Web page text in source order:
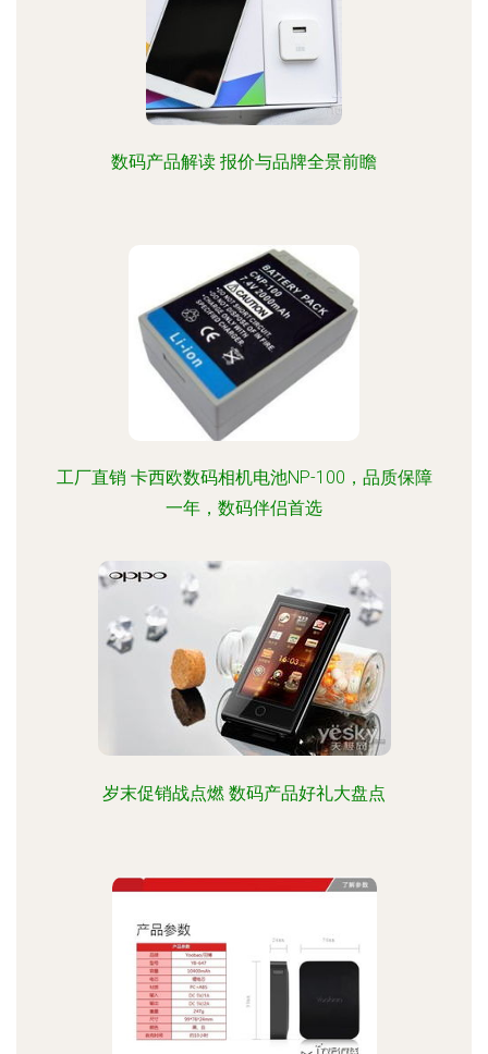
数码产品解读 报价与品牌全景前瞻
工厂直销 卡西欧数码相机电池NP-100，品质保障
一年，数码伴侣首选
岁末促销战点燃 数码产品好礼大盘点